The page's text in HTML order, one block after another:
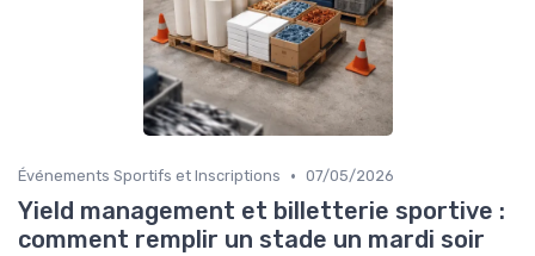
Événements Sportifs et Inscriptions • 07/05/2026
Yield management et billetterie sportive :
comment remplir un stade un mardi soir